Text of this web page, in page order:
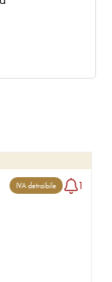
IVA detraibile 1